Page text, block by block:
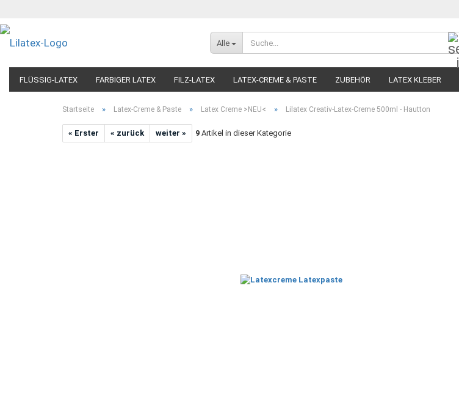
Alle
FLÜSSIG-LATEX FARBIGER LATEX FILZ-LATEX LATEX-CREME & PASTE ZUBEHÖR LATEX KLEBER
ARTIKEL NACH ANWENDUNG
Startseite » Latex-Creme & Paste » Latex Creme >NEU< » Lilatex Creativ-Latex-Creme 500ml - Hautton
« Erster « zurück weiter » 9 Artikel in dieser Kategorie